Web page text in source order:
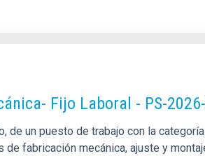
Fijo Laboral - PS-
un puesto de trabajo con la
fabricación mecánica, ajuste y